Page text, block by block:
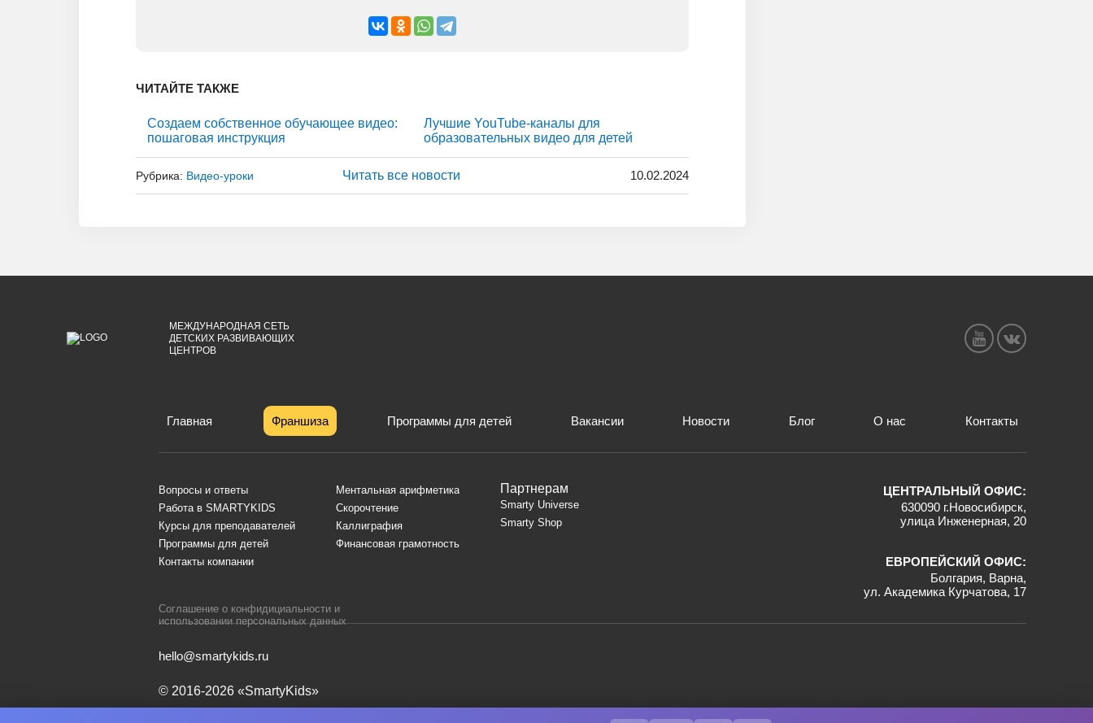
ЧИТАЙТЕ ТАКЖЕ
Создаем собственное обучающее видео:
пошаговая инструкция
Лучшие YouTube-каналы для
образовательных видео для детей
Рубрика: Видео-уроки Читать все новости 10.02.2024
МЕЖДУНАРОДНАЯ СЕТЬ
ДЕТСКИХ РАЗВИВАЮЩИХ
ЦЕНТРОВ
Главная Франшиза Программы для детей Вакансии Новости Блог О нас Контакты
Вопросы и ответы
Работа в SMARTYKIDS
Курсы для преподавателей
Программы для детей
Контакты компании
Ментальная арифметика
Скорочтение
Каллиграфия
Финансовая грамотность
Партнерам
Smarty Universe
Smarty Shop
ЦЕНТРАЛЬНЫЙ ОФИС:
630090 г.Новосибирск,
улица Инженерная, 20
ЕВРОПЕЙСКИЙ ОФИС:
Болгария, Варна,
ул. Академика Курчатова, 17
hello@smartykids.ru
© 2016-2026 «SmartyKids»
Соглашение о конфидициальности и
использовании персональных данных